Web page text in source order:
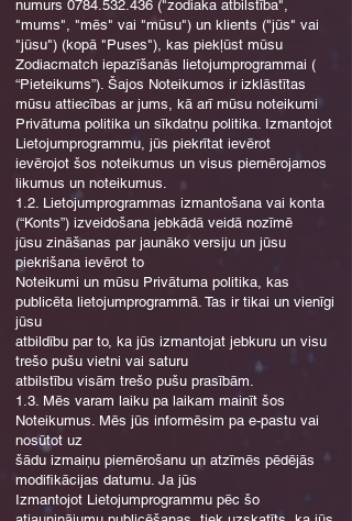
numurs 0784.532.436 ("zodiaka atbilstība",
"mums", "mēs" vai "mūsu") un klients ("jūs" vai
"jūsu") (kopā "Puses"), kas piekļūst mūsu
Zodiacmatch iepazīšanās lietojumprogrammai (
“Pieteikums”). Šajos Noteikumos ir izklāstītas
mūsu attiecības ar jums, kā arī mūsu noteikumi
Privātuma politika un sīkdatņu politika. Izmantojot
Lietojumprogrammu, jūs piekrītat ievērot
ievērojot šos noteikumus un visus piemērojamos
likumus un noteikumus.
1.2. Lietojumprogrammas izmantošana vai konta
(“Konts”) izveidošana jebkādā veidā nozīmē
jūsu zināšanas par jaunāko versiju un jūsu
piekrišana ievērot to
Noteikumi un mūsu Privātuma politika, kas
publicēta lietojumprogrammā. Tas ir tikai un vienīgi
jūsu
atbildību par to, ka jūs izmantojat jebkuru un visu
trešo pušu vietni vai saturu
atbilstību visām trešo pušu prasībām.
1.3. Mēs varam laiku pa laikam mainīt šos
Noteikumus. Mēs jūs informēsim pa e-pastu vai
nosūtot uz
šādu izmaiņu piemērošanu un atzīmēs pēdējās
modifikācijas datumu. Ja jūs
Izmantojot Lietojumprogrammu pēc šo